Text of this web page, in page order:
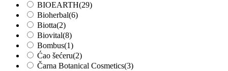
BIOEARTH(29)
Bioherbal(6)
Biotta(2)
Biovital(8)
Bombus(1)
Ćao šećeru(2)
Čarna Botanical Cosmetics(3)